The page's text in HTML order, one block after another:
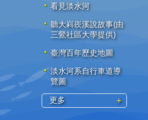
看見淡水河
聽大嵙崁溪說故事(由
三鶯社區大學提供)
臺灣百年歷史地圖
淡水河系自行車道導
覽圖
更多